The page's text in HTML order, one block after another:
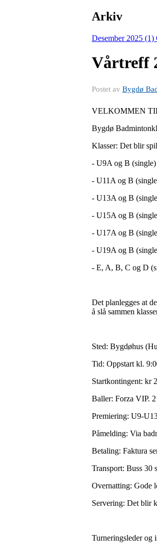
Arkiv
Desember 2025 (1)
Vårtreff
Postet av Bygdø
VELKOMMEN
Bygdø
Klasser: Det blir
- U9A og B (single)
- U11A og B
- U13A og B
- U15A og B
- U17A og B
- U19A og B
- E, A, B, C og D
Det planlegges at
å slå sammen
Sted: Bygdøhus
Tid: Oppstart kl.
Startkontingent: kr
Baller: Forza VIP.
Premiering: U9-
Påmelding: Via
Betaling: Faktura
Transport: Buss 30
Overnatting: Gode
Servering: Det blir
Turneringsleder